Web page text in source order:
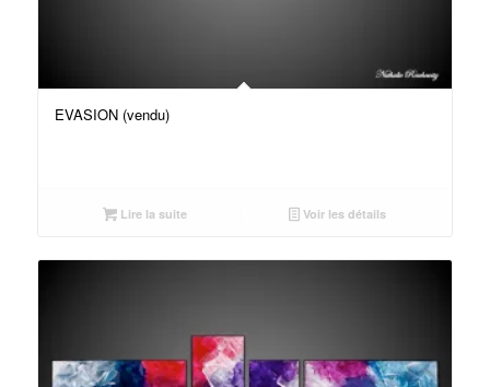
EVASION (vendu)
Lire la suite Voir les détails